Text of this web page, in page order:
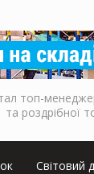
топ-
та роздрібної
Світовий